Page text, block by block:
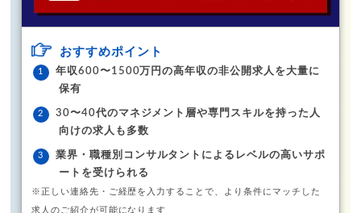
おすすめポイント
年収600〜1500万円の高年収の非公開求人を大量に
保有
30〜40代のマネジメント層や専門スキルを持った人
向けの求人も多数
業界・職種別コンサルタントによるレベルの高いサポ
ートを受けられる
※正しい連絡先・ご経歴を入力することで、より条件にマッチした
求人のご紹介が可能になります